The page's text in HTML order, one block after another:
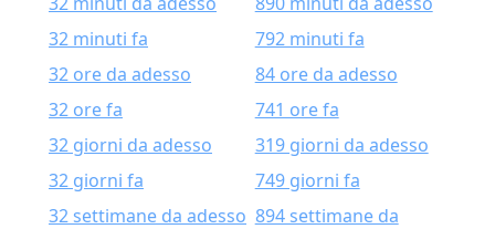
32 minuti fa
32 ore da adesso
32 ore fa
32 giorni da adesso
32 giorni fa
32 settimane da adesso
792 minuti fa
84 ore da adesso
741 ore fa
319 giorni da adesso
749 giorni fa
894 settimane da